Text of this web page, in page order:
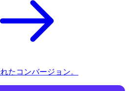
たコンバージョン。